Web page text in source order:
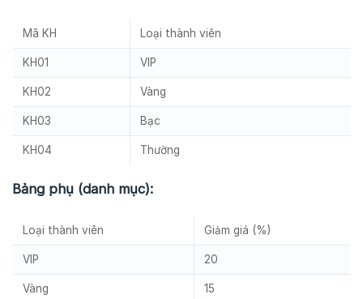
Mã KH Loại thành viên
KH01 VIP
KH02 Vàng
KH03 Bạc
KH04 Thường
Bảng phụ (danh mục):
Loại thành viên Giảm giá (%)
VIP 20
Vàng 15